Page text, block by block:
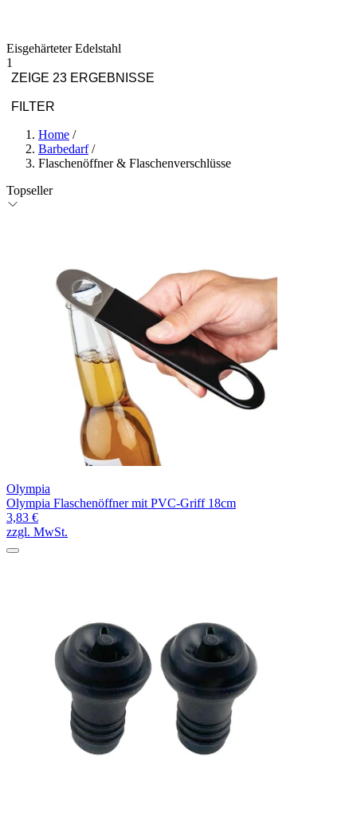
Eisgehärteter Edelstahl
1
ZEIGE 23 ERGEBNISSE
FILTER
Home /
Barbedarf/
Flaschenöffner & Flaschenverschlüsse
Topseller
Olympia
Olympia Flaschenöffner mit PVC-Griff 18cm
3,83 €
zzgl. MwSt.